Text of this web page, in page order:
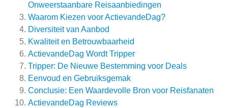
Onweerstaanbare Reisaanbiedingen
Waarom Kiezen voor ActievandeDag?
Diversiteit van Aanbod
Kwaliteit en Betrouwbaarheid
ActievandeDag Wordt Tripper
Tripper: De Nieuwe Bestemming voor Deals
Eenvoud en Gebruiksgemak
Conclusie: Een Waardevolle Bron voor Reisfanaten
ActievandeDag Reviews